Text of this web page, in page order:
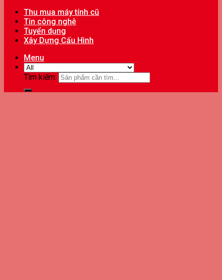
Thu mua máy tính cũ
Tin công nghệ
Tuyển dụng
Xây Dựng Cấu Hình
Menu
Tìm kiếm: